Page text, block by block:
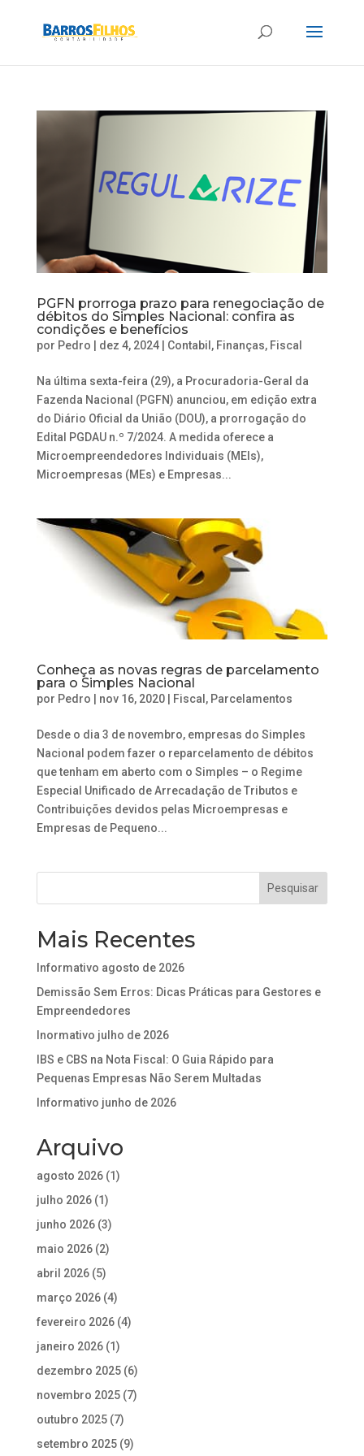
PGFN prorroga prazo para renegociação de
débitos do Simples Nacional: confira as
condições e benefícios
por Pedro dez 4, 2024| Contabil , Finanças, Fiscal
Na última sexta-feira (29), a Procuradoria-Geral da
Fazenda Nacional (PGFN) anunciou, em edição extra
do Diário Oficial da União (DOU), a prorrogação do
Edital PGDAU n.º 7/2024. A medida oferece a
Microempreendedores Individuais (MEIs),
Microempresas (MEs) e Empresas...
Conheça as novas regras de parcelamento
para o Simples Nacional
por Pedro nov 16, 2020| Fiscal , Parcelamentos
Desde o dia 3 de novembro, empresas do Simples
Nacional podem fazer o reparcelamento de débitos
que tenham em aberto com o Simples – o Regime
Especial Unificado de Arrecadação de Tributos e
Contribuições devidos pelas Microempresas e
Empresas de Pequeno...
Mais Recentes
Informativo agosto de 2026
Demissão Sem Erros: Dicas Práticas para Gestores e
Empreendedores
Inormativo julho de 2026
IBS e CBS na Nota Fiscal: O Guia Rápido para
Pequenas Empresas Não Serem Multadas
Informativo junho de 2026
Arquivo
agosto 2026(1)
julho 2026(1)
junho 2026(3)
maio 2026(2)
abril 2026(5)
março 2026(4)
fevereiro 2026(4)
janeiro 2026(1)
dezembro 2025(6)
novembro 2025(7)
outubro 2025(7)
setembro 2025(9)